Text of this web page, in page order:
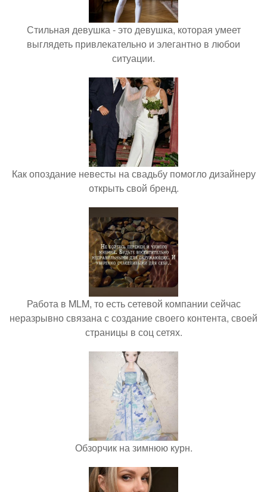
Стильная девушка - это девушка, которая умеет
выглядеть привлекательно и элегантно в любои
ситуации.
Как опоздание невесты на свадьбу помогло дизайнеру
открыть свой бренд.
Работа в MLM, то есть сетевой компании сейчас
неразрывно связана с создание своего контента, своей
страницы в соц сетях.
Обзорчик на зимнюю курн.